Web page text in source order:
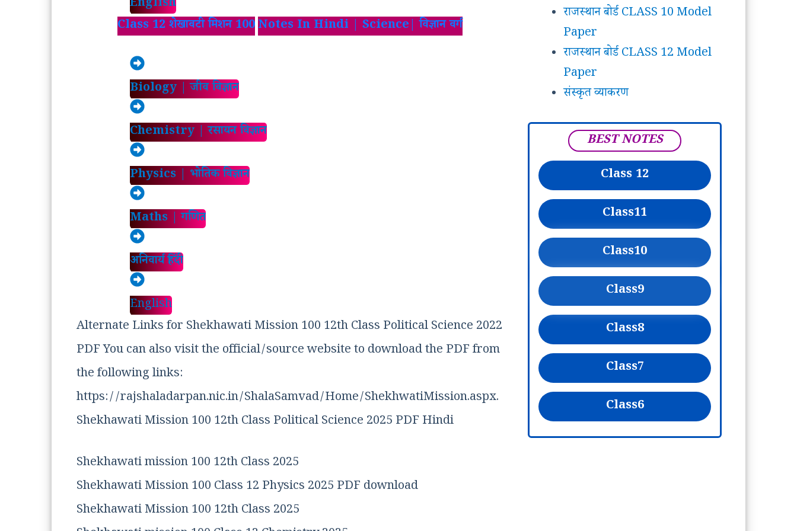
English
Class 12 शेखावटी मिशन 100 Notes In Hindi | Science| विज्ञान वर्ग
Biology | जीव विज्ञान
Chemistry | रसायन विज्ञान
Physics | भोतिक विज्ञान
Maths | गणित
अनिवार्य हिंदी
English
Alternate Links for Shekhawati Mission 100 12th Class Political Science 2022
PDF You can also visit the official/source website to download the PDF from
the following links:
https://rajshaladarpan.nic.in/ShalaSamvad/Home/ShekhwatiMission.aspx.
Shekhawati Mission 100 12th Class Political Science 2025 PDF Hindi
Shekhawati mission 100 12th Class 2025
Shekhawati Mission 100 Class 12 Physics 2025 PDF download
Shekhawati Mission 100 12th Class 2025
राजस्थान बोर्ड CLASS 10 Model
Paper
राजस्थान बोर्ड CLASS 12 Model
Paper
संस्कृत व्याकरण
BEST NOTES
Class 12
Class11
Class10
Class9
Class8
Class7
Class6